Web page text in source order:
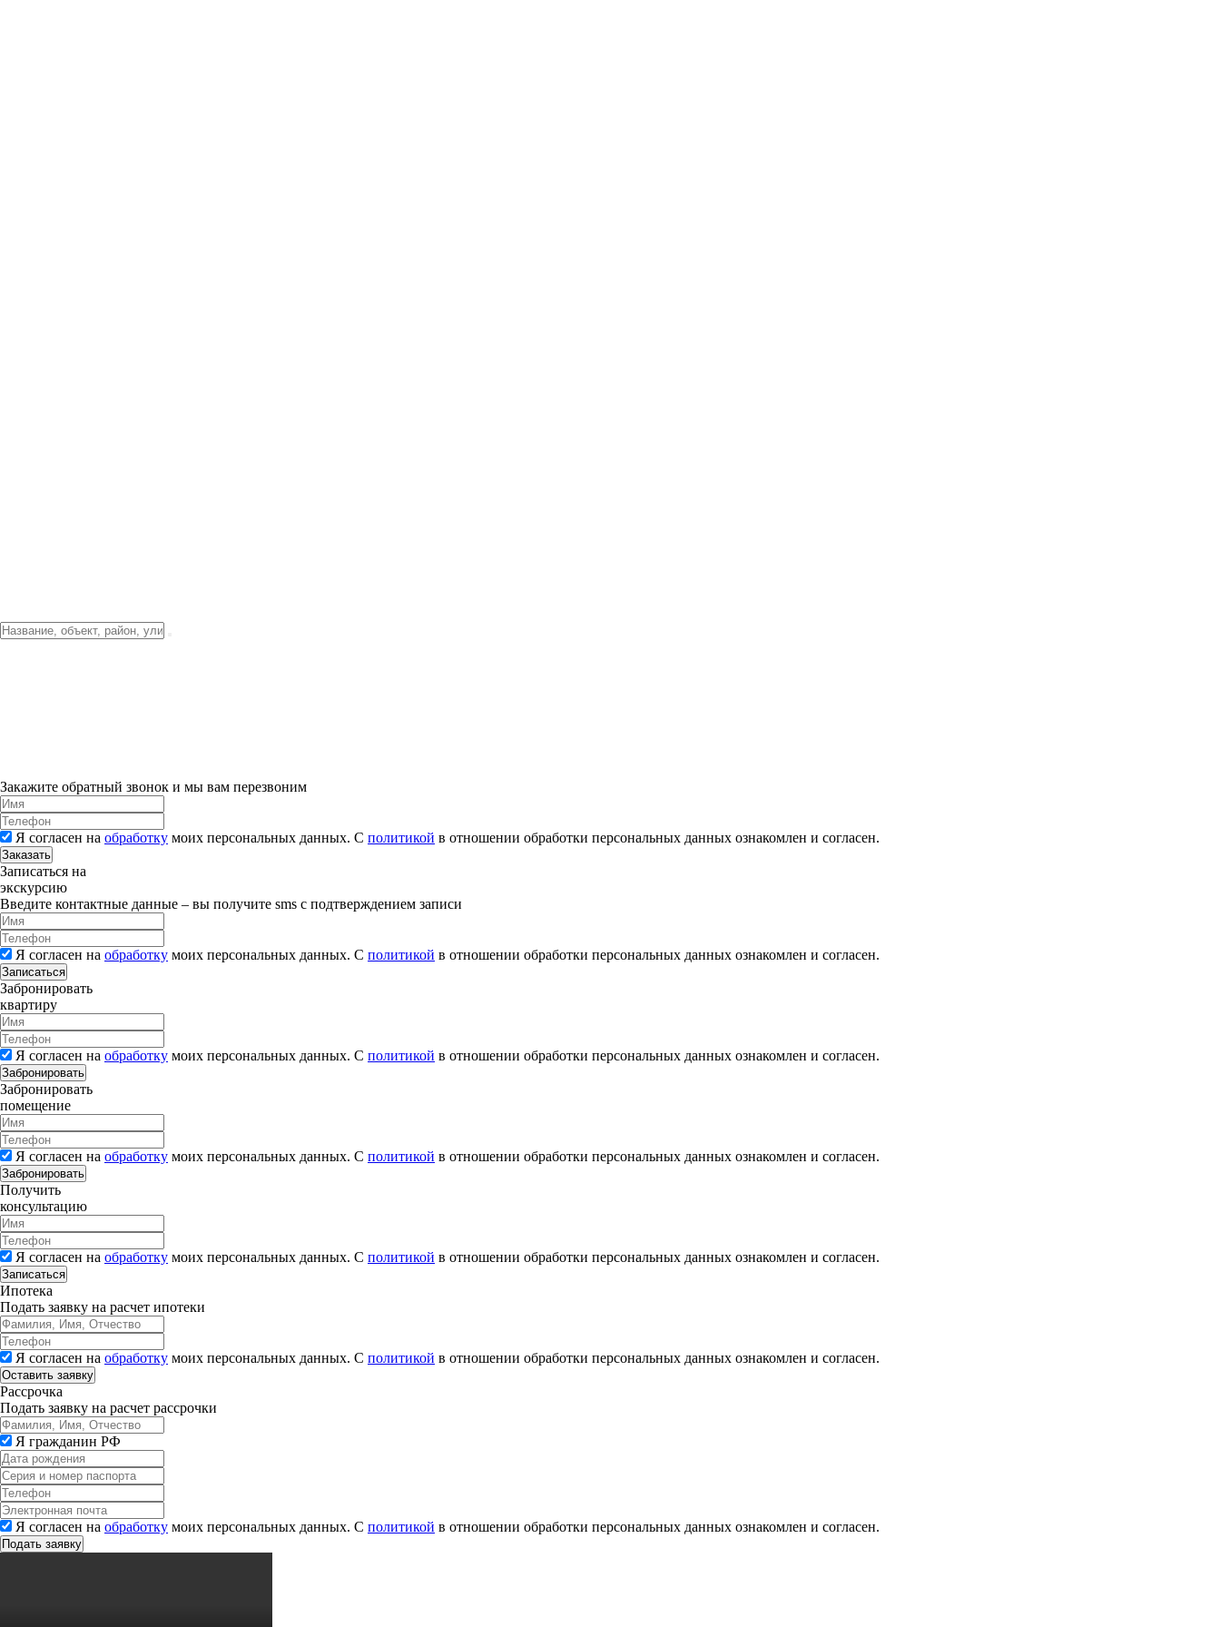
Закажите обратный звонок и мы вам перезвоним
Я согласен на обработку моих персональных данных. С политикой в отношении обработки персональных данных ознакомлен и согласен.
Заказать
Записаться на
экскурсию
Введите контактные данные – вы получите sms с подтверждением записи
Я согласен на обработку моих персональных данных. С политикой в отношении обработки персональных данных ознакомлен и согласен.
Записаться
Забронировать
квартиру
Я согласен на обработку моих персональных данных. С политикой в отношении обработки персональных данных ознакомлен и согласен.
Забронировать
Забронировать
помещение
Я согласен на обработку моих персональных данных. С политикой в отношении обработки персональных данных ознакомлен и согласен.
Забронировать
Получить
консультацию
Я согласен на обработку моих персональных данных. С политикой в отношении обработки персональных данных ознакомлен и согласен.
Записаться
Ипотека
Подать заявку на расчет ипотеки
Я согласен на обработку моих персональных данных. С политикой в отношении обработки персональных данных ознакомлен и согласен.
Рассрочка
Подать заявку на расчет рассрочки
Я гражданин РФ
Я согласен на обработку моих персональных данных. С политикой в отношении обработки персональных данных ознакомлен и согласен.